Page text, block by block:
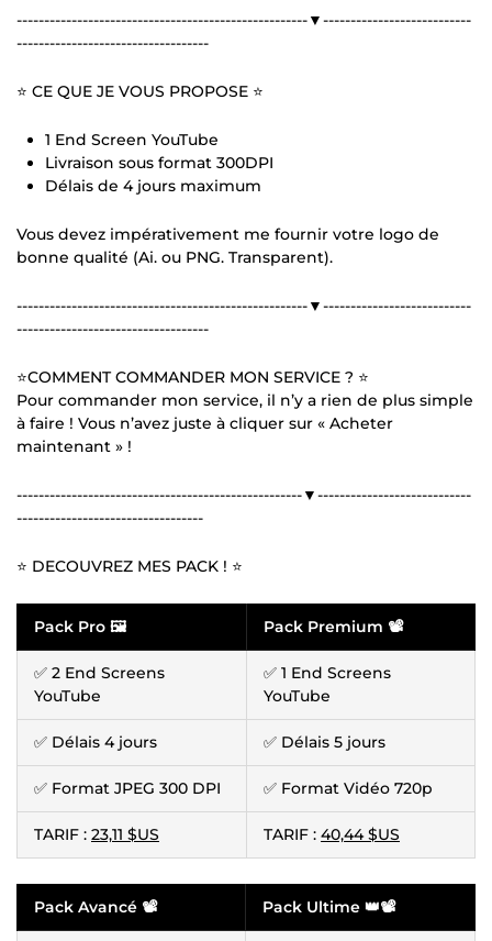
-----------------------------------------------------▼---------------------------
-----------------------------------
⭐ CE QUE JE VOUS PROPOSE ⭐
1 End Screen YouTube
Livraison sous format 300DPI
Délais de 4 jours maximum
Vous devez impérativement me fournir votre logo de
bonne qualité (Ai. ou PNG. Transparent).
-----------------------------------------------------▼---------------------------
-----------------------------------
⭐COMMENT COMMANDER MON SERVICE ? ⭐
Pour commander mon service, il n’y a rien de plus simple
à faire ! Vous n’avez juste à cliquer sur « Acheter
maintenant » !
----------------------------------------------------▼----------------------------
----------------------------------
⭐ DECOUVREZ MES PACK ! ⭐
Pack Pro 🖼 Pack Premium 📽
✅ 2 End Screens
YouTube
✅ 1 End Screens
YouTube
✅ Délais 4 jours ✅ Délais 5 jours
✅ Format JPEG 300 DPI ✅ Format Vidéo 720p
TARIF : 23,11 $US TARIF : 40,44 $US
Pack Avancé 📽 Pack Ultime 👑📽